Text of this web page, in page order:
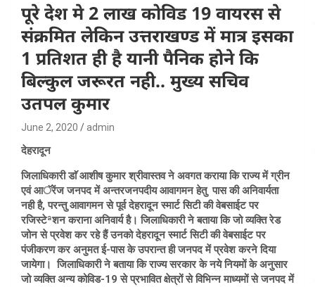
पूरे देश मे 2 लाख कोविड 19 वायरस से
संक्रमित लेकिन उत्तराखण्ड में मात्र इसका
1 प्रतिशत ही है यानी पैनिक होने कि
बिल्कुल जरूरत नही.. मुख्य सचिव
उतपल कुमार
June 2, 2020 admin
देहरादून
जिलाधिकारी डाॅ आशीष कुमार श्रीवास्तव ने अवगत कराया कि राज्य में ग्रीन
एवं आॅरेंज जनपद में अन्तरजनपदीय आवागमन हेतु पास की अनिवार्यता
नही है, परन्तु आवागमन से पूर्व देहरादून स्मार्ट सिटी की वेबसाईट पर
रजिस्टेªशन कराना अनिवार्य है। जिलाधिकारी ने बताया कि जो व्यक्ति रेड
जोन से प्रवेश कर रहे हैं उनको देहरादून स्मार्ट सिटी की वेबसाईट पर
पंजीकरण कर अनुमत ई-पास के उपरान्त ही जनपद में प्रवेश करने दिया
जायेगा। जिलाधिकारी ने बताया कि राज्य सरकार के नये नियमों के अनुसार
जो व्यक्ति अन्य कोविड-19 से प्रभावित क्षेत्रों से विभिन्न माध्यमों से जनपद में